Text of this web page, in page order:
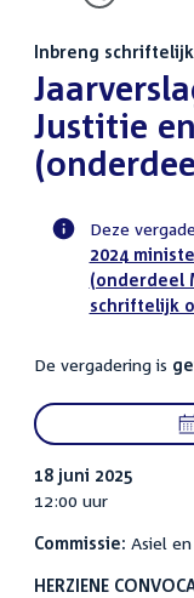
Inbreng
Justitie
Deze
2024
(onderdeel
schriftelijk
De vergadering is
18 juni 2025
12:00 uur
Commissie: Asiel
HERZIENE